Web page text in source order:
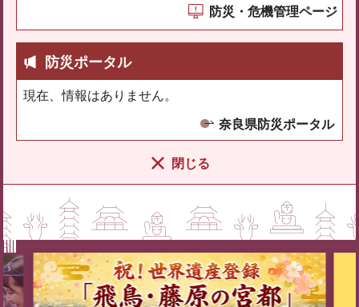
防災・危機管理ページ
防災ポータル
現在、情報はありません。
奈良県防災ポータル
閉じる